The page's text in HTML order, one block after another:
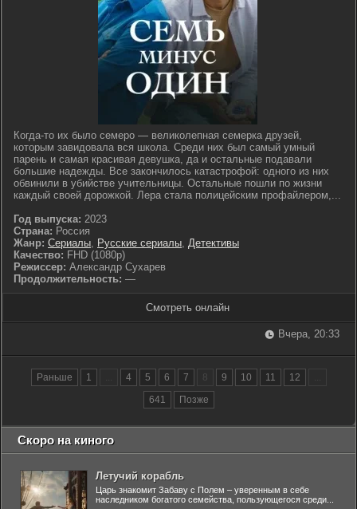
Когда-то их было семеро — великолепная семерка друзей,
которым завидовала вся школа. Среди них был самый умный
парень и самая красивая девушка, да и остальные подавали
большие надежды. Все закончилось катастрофой: одного из них
обвинили в убийстве учительницы. Остальные пошли по жизни
каждый своей дорожкой. Лера стала полицейским профайлером,...
Год выпуска: 2023
Страна: Россия
Жанр: Сериалы, Русские сериалы, Детективы
Качество: FHD (1080p)
Режиссер: Александр Сухарев
Продолжительность: —
Смотреть онлайн
Вчера, 20:33
Раньше 1 ... 4 5 6 7 8 9 10 11 12
...
641
Позже
Скоро на киного
Летучий корабль
Царь знакомит Забаву с Полем – уверенным в себе
наследником богатого семейства, пользующегося среди...